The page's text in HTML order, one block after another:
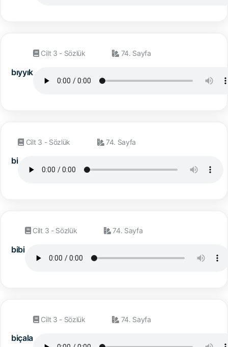
bıyyık
Cilt 3 - Sözlük 74. Sayfa
bi
Cilt 3 - Sözlük 74. Sayfa
bibi
Cilt 3 - Sözlük 74. Sayfa
biçala
Cilt 3 - Sözlük 74. Sayfa